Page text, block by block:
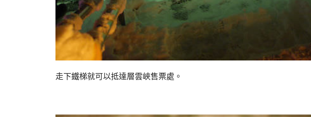
走下鐵梯就可以抵達層雲峽售票處。